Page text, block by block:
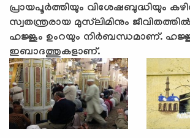
പ്രായപൂര്‍ത്തിയും വിശേഷബുദ്ധിയും
സ്വതന്ത്രരായ മുസ്‌ലിമിനും
ഹജ്ജും ഉംറയും നിര്‍ബന്ധമാണ്.
ഇബാദത്തുകളാണ്.